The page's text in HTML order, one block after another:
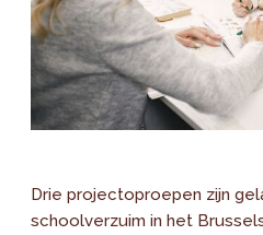
Drie projectoproepen zijn
schoolverzuim in het